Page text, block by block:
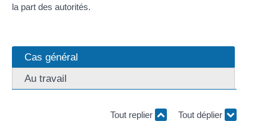
la part des autorités.
Cas général
Au travail
Tout replier Tout déplier